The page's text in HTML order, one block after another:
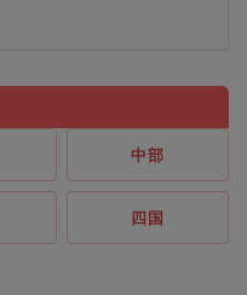
中部
四国